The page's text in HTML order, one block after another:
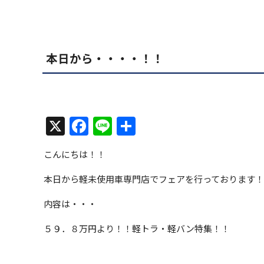
本日から・・・・！！
X Facebook
Line
こんにちは！！
本日から軽未使用車専門店でフェアを行っております！
内容は・・・
５９．８万円より！！軽トラ・軽バン特集！！